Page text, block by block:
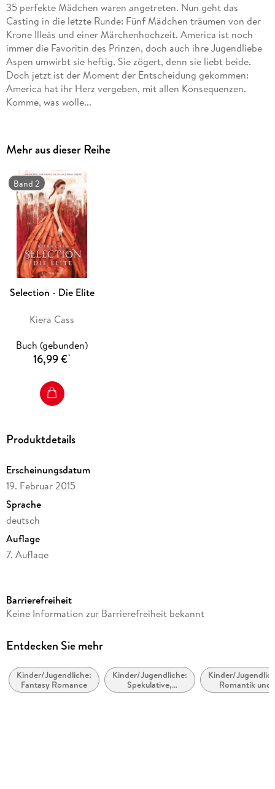
35 perfekte Mädchen waren angetreten. Nun geht das
Casting in die letzte Runde: Fünf Mädchen träumen von der
Krone Illeás und einer Märchenhochzeit. America ist noch
immer die Favoritin des Prinzen, doch auch ihre Jugendliebe
Aspen umwirbt sie heftig. Sie zögert, denn sie liebt beide.
Doch jetzt ist der Moment der Entscheidung gekommen:
America hat ihr Herz vergeben, mit allen Konsequenzen.
Komme, was wolle...
Mehr aus dieser Reihe
Band 2
Selection - Die Elite
Kiera Cass
Buch (gebunden)
16,99 €*
Produktdetails
Erscheinungsdatum
19. Februar 2015
Sprache
deutsch
Auflage
7. Auflage
Altersempfehlung
Reihe
Autor/Autorin
Kiera Cass
Barrierefreiheit
Keine Information zur Barrierefreiheit bekannt
Entdecken Sie mehr
Kinder/Jugendliche:
Fantasy Romance
Kinder/Jugendliche:
Spekulative,
utopische und
Kinder/
Romantik und